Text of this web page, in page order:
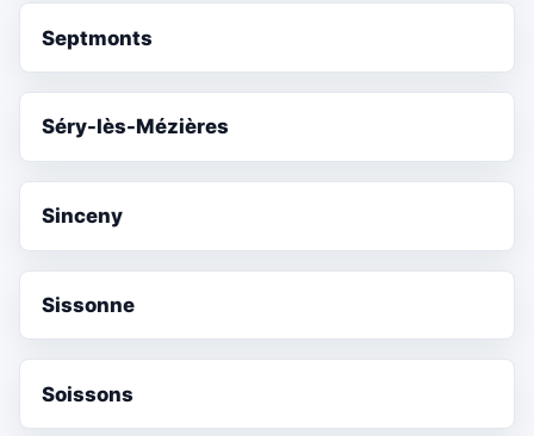
Septmonts
Séry-lès-Mézières
Sinceny
Sissonne
Soissons